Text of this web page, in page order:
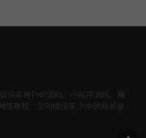
供各种PHP源码、小程序源码、网
络教程、活动线报等,为中国站长提